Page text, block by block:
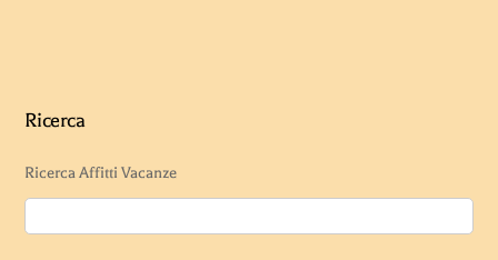
Ricerca
Ricerca Affitti Vacanze